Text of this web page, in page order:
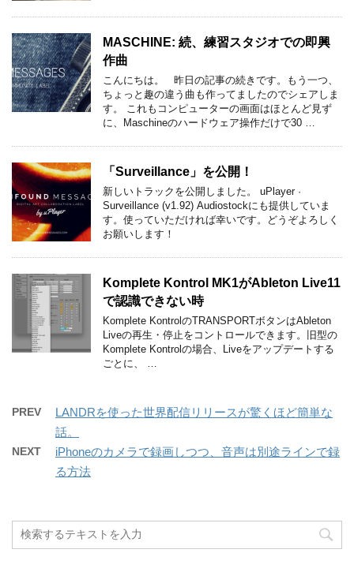
MASCHINE: 続、練習スタジオでの即興
作曲
こんにちは。 昨日の記事の続きです。もう一つ、
ちょっと趣の違う曲も作ってましたのでシェアしま
す。 これもコンピューターの画面はほとんど見ず
に、Maschineのハードウェア操作だけで30 …
「Surveillance」を公開！
新しいトラックを公開しました。 uPlayer ·
Surveillance (v1.92) Audiostockにも提供していま
す。使っていただければ幸いです。どうぞよろしく
お願いします！
Komplete Kontrol MK1がAbleton Live11
で認識できない時
Komplete KontrolのTRANSPORTボタンはAbleton
Liveの再生・停止をコントロールできます。旧型の
Komplete Kontrolの場合、Liveをアップデートする
ごとに、 …
PREV
LANDRを使った世界配信リリースが驚くほど簡単な
話。
NEXT
iPhoneのカメラで録画しつつ、音声は別途ラインで録
る方法